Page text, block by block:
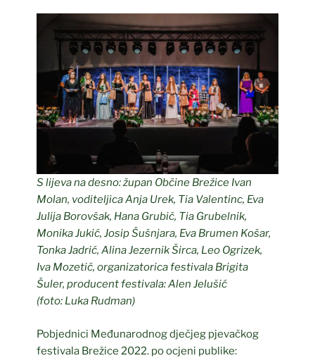
S lijeva na desno: župan Občine Brežice Ivan
Molan, voditeljica Anja Urek, Tia Valentinc, Eva
Julija Borovšak, Hana Grubič, Tia Grubelnik,
Monika Jukić, Josip Šušnjara, Eva Brumen Košar,
Tonka Jadrić, Alina Jezernik Širca, Leo Ogrizek,
Iva Mozetič, organizatorica festivala Brigita
Šuler, producent festivala: Alen Jelušić
(foto: Luka Rudman)
Pobjednici Međunarodnog dječjeg pjevačkog
festivala Brežice 2022. po ocjeni publike: